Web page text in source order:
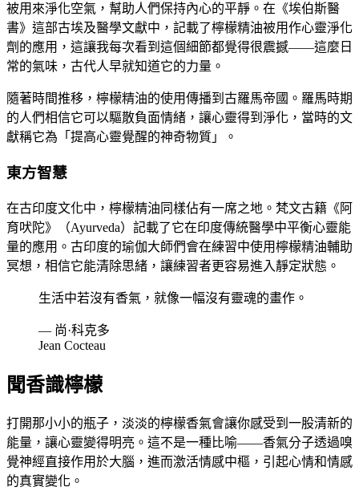
被用來淨化空氣，幫助人們保持內心的平靜。在《埃伯斯醫
書》這部古埃及醫學文獻中，記載了檸檬精油被用作心靈淨化
劑的應用，這讓我每次看到這個細節都覺得很震撼——這麼日
常的氣味，古代人早就知道它的力量。
隨著時間推移，檸檬精油的使用傳播到古羅馬帝國。羅馬時期
的人們相信它可以驅散負面情緒，讓心靈得到淨化，當時的文
獻稱它為「提高心靈覺醒的神奇物質」。
東方智慧
在古印度文化中，檸檬精油同樣佔有一席之地。梵文古籍《阿
育吠陀》（Ayurveda）記載了它在印度傳統醫學中平衡心靈能
量的應用。古印度的瑜伽大師們會在練習中使用檸檬精油輔助
冥想，相信它能清除思緒，讓練習者更容易進入靜定狀態。
生活中若沒有香氣，就像一幅沒有靈魂的畫作。
— 尚·科克多
Jean Cocteau
聞香識檸檬
打開那小小的瓶子，淡淡的檸檬香氣會讓你感受到一股清新的
能量，讓心靈變得明亮。這不是一種比喻——香氣分子透過嗅
覺神經直接作用於大腦，進而激活情感中樞，引起心情和情感
的真實變化。